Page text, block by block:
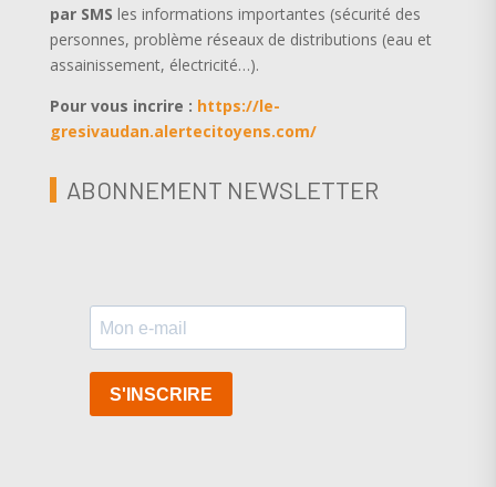
par SMS les informations importantes (sécurité des
personnes, problème réseaux de distributions (eau et
assainissement, électricité…).
Pour vous incrire : https://le-
gresivaudan.alertecitoyens.com/
ABONNEMENT NEWSLETTER